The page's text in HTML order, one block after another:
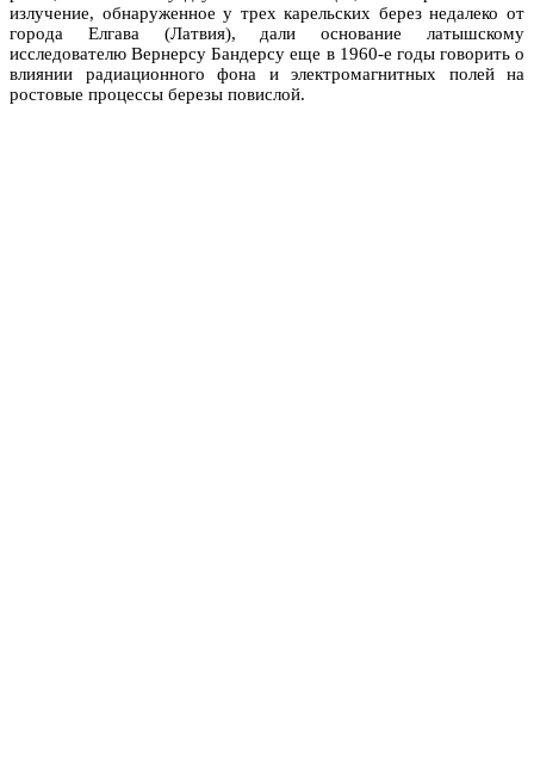
излучение, обнаруженное у трех карельских берез недалеко от
города Елгава (Латвия), дали основание латышскому
исследователю Вернерсу Бандерсу еще в 1960-е годы говорить о
влиянии радиационного фона и электромагнитных полей на
ростовые процессы березы повислой.